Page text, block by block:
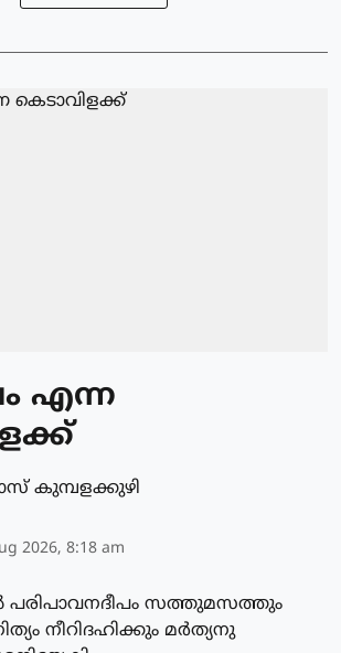
എന്ന
കുമ്പളക്കുഴി
2026, 8:18 am
പരിപാവനദീപം സത്തുമസത്തും
നീറിദഹിക്കും മർത്യനു